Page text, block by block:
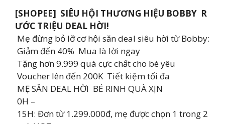
[SHOPEE] SIÊU HỘI THƯƠNG HIỆU BOBBY R
ƯỚC TRIỆU DEAL HỜI!
Mẹ đừng bỏ lỡ cơ hội săn deal siêu hời từ Bobby:
Giảm đến 40% Mua là lời ngay
Tặng hơn 9.999 quà cực chất cho bé yêu
Voucher lên đến 200K Tiết kiệm tối đa
MẸ SĂN DEAL HỜI BÉ RINH QUÀ XỊN
0H –
15H: Đơn từ 1.299.000đ, mẹ được chọn 1 trong 2